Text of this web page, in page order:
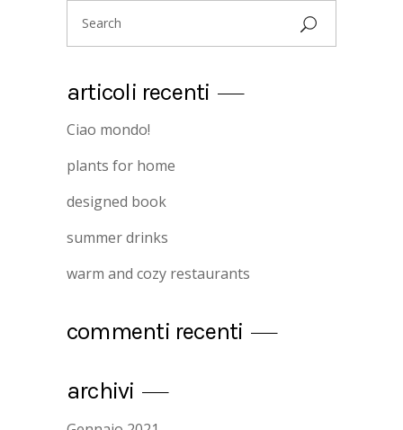
for:
articoli recenti
Ciao mondo!
plants for home
designed book
summer drinks
warm and cozy restaurants
commenti recenti
archivi